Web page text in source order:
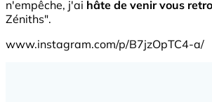
n'empêche, j'ai hâte de venir vous
Zéniths".
www.instagram.com/p/B7jzOpTC4-a/